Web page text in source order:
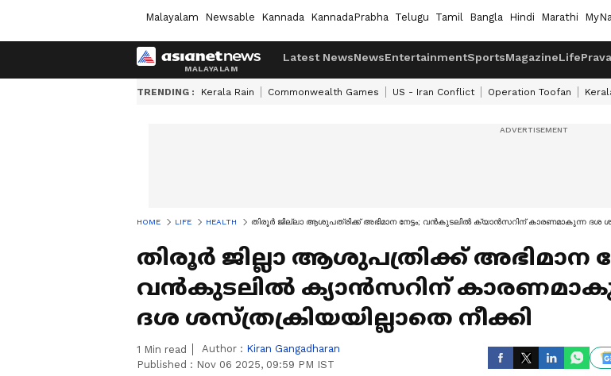
Malayalam Newsable Kannada KannadaPrabha Telugu Tamil Bangla Hindi Marathi
Latest NewsNewsEntertainmentSportsMagazineLife
TRENDING : Kerala Rain Commonwealth Games US - Iran Conflict Operation Toofan
HOME LIFE HEALTH തിരൂർ ജില്ലാ ആശുപത്രിക്ക് അഭിമാന നേട്ടം; വൻകുടലിൽ ക്യാൻസറിന് കാരണമാകുന്ന ദശ
തിരൂർ ജില്ലാ ആശുപത്രിക്ക് അഭിമാന
വൻകുടലിൽ ക്യാൻസറിന്
ദശ ശസ്ത്രക്രിയയില്ലാതെ നീക്കി
1 Min read Author : Kiran Gangadharan
Published : Nov 06 2025, 09:59 PM IST